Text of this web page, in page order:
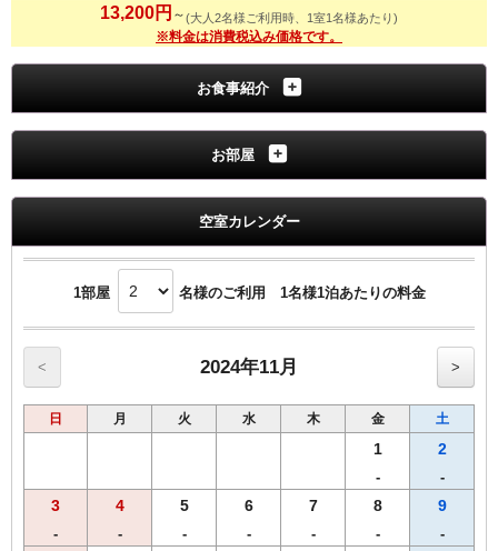
13,200円 ～(大人2名様ご利用時、1室1名様あたり)
※料金は消費税込み価格です。
お食事紹介
お部屋
空室カレンダー
1部屋 名様のご利用 1名様1泊あたりの料金
< 2024年11月 >
日 月 火 水 木 金 土
1
-
2
-
3
-
4
-
5
-
6
-
7
-
8
-
9
-